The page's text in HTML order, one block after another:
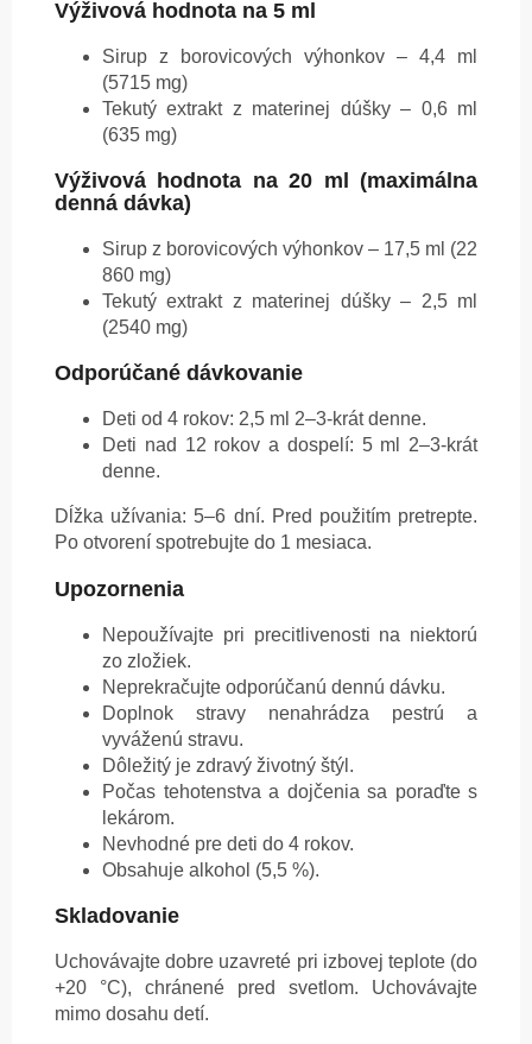
Výživová hodnota na 5 ml
Sirup z borovicových výhonkov – 4,4 ml
(5715 mg)
Tekutý extrakt z materinej dúšky – 0,6 ml
(635 mg)
Výživová hodnota na 20 ml (maximálna
denná dávka)
Sirup z borovicových výhonkov – 17,5 ml (22
860 mg)
Tekutý extrakt z materinej dúšky – 2,5 ml
(2540 mg)
Odporúčané dávkovanie
Deti od 4 rokov: 2,5 ml 2–3-krát denne.
Deti nad 12 rokov a dospelí: 5 ml 2–3-krát
denne.
Dĺžka užívania: 5–6 dní. Pred použitím pretrepte.
Po otvorení spotrebujte do 1 mesiaca.
Upozornenia
Nepoužívajte pri precitlivenosti na niektorú
zo zložiek.
Neprekračujte odporúčanú dennú dávku.
Doplnok stravy nenahrádza pestrú a
vyváženú stravu.
Dôležitý je zdravý životný štýl.
Počas tehotenstva a dojčenia sa poraďte s
lekárom.
Nevhodné pre deti do 4 rokov.
Obsahuje alkohol (5,5 %).
Skladovanie
Uchovávajte dobre uzavreté pri izbovej teplote (do
+20 °C), chránené pred svetlom. Uchovávajte
mimo dosahu detí.